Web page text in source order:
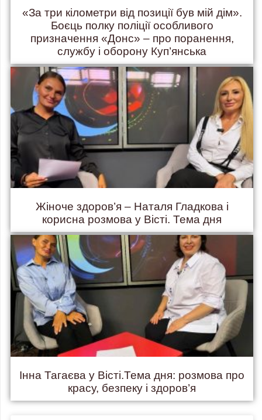
«За три кілометри від позиції був мій дім».
Боєць полку поліції особливого
призначення «Донс» – про поранення,
службу і оборону Куп’янська
Жіноче здоров’я – Наталя Гладкова і
корисна розмова у Вісті. Тема дня
Інна Тагаєва у Вісті.Тема дня: розмова про
красу, безпеку і здоров’я